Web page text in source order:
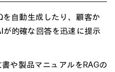
を自動生成したり、顧客か
が的確な回答を迅速に提示
や製品マニュアルをRAGの